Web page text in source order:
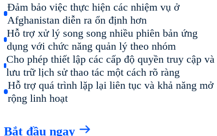
Đảm bảo việc thực hiện các nhiệm vụ ở
Afghanistan diễn ra ổn định hơn
Hỗ trợ xử lý song song nhiều phiên bản ứng
dụng với chức năng quản lý theo nhóm
Cho phép thiết lập các cấp độ quyền truy cập và
lưu trữ lịch sử thao tác một cách rõ ràng
Hỗ trợ quá trình lặp lại liên tục và khả năng mở
rộng linh hoạt
Bắt đầu ngay